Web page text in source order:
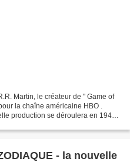
Martin, le créateur de " Game of
la chaîne américaine HBO .
production se déroulera en 1949,
- la nouvelle